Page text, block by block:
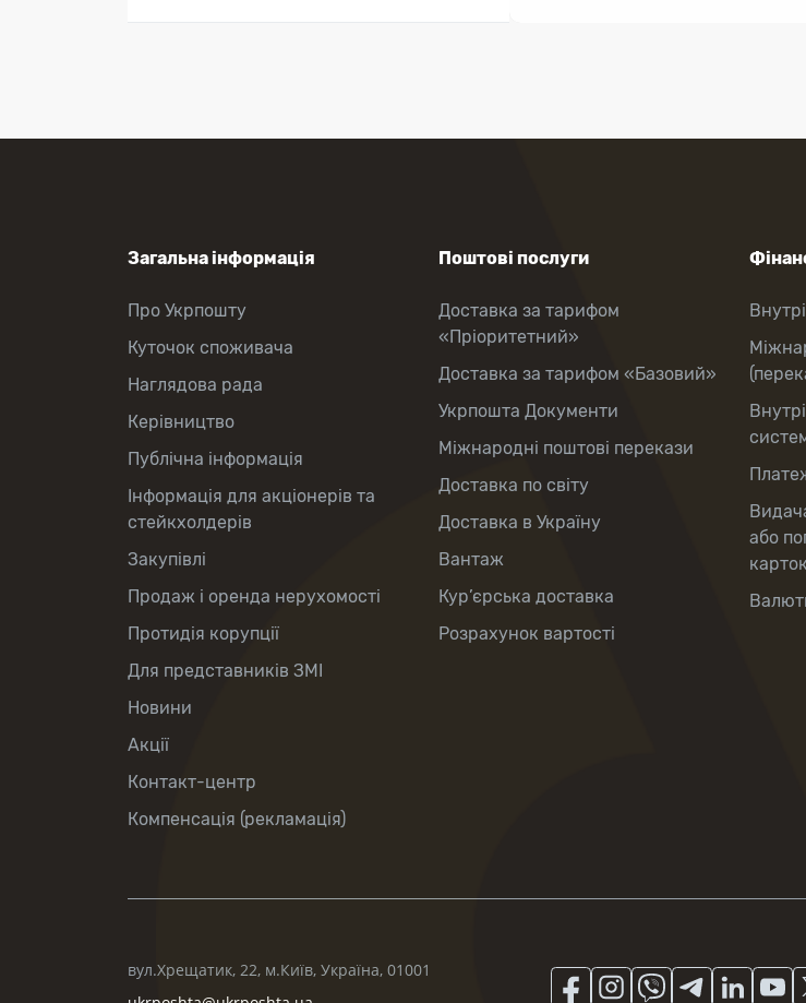
Загальна інформація
Про Укрпошту
Куточок споживача
Наглядова рада
Керівництво
Публічна інформація
Інформація для акціонерів та
стейкхолдерів
Закупівлі
Продаж і оренда нерухомості
Протидія корупції
Для представників ЗМІ
Новини
Акції
Контакт-центр
Компенсація (рекламація)
Поштові послуги
Доставка за тарифом
«Пріоритетний»
Доставка за тарифом «Базовий»
Укрпошта Документи
Міжнародні поштові перекази
Доставка по світу
Доставка в Україну
Вантаж
Кур’єрська доставка
Розрахунок вартості
або
вул.Хрещатик, 22, м.Київ, Україна, 01001